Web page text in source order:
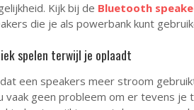
Kijk bij de Bluetooth
die je als powerbank kunt
spelen terwijl je oplaadt
een speakers meer stroom
vaak geen probleem om er tevens